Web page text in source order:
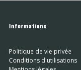
Informations
Politique de vie privée
Conditions d'utilisations